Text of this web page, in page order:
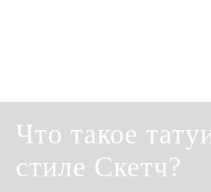
Что такое
стиле Скетч?